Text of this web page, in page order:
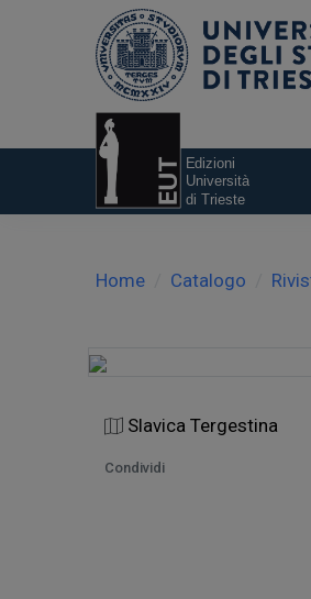
Home Catalogo
Slavica Tergestina
Condividi